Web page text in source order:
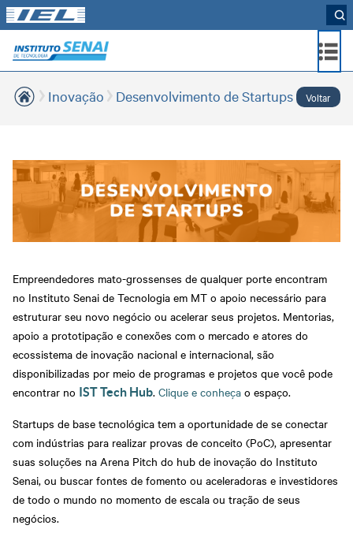
INSTITUCIONAL
Área de atuação
Parceiros
Portal do Fornecedor
CONSULTORIAS
Construção Civil
Eficiência Energética
Meio Ambiente
Normas Regulamentadoras
Processos Produtivos
Suporte Industrial
Têxtil e Vestuário
INOVAÇÃO
Edital de Processo de
Seleção N°01/2023
Programa Minera MT
Agro.ind
Editais de processo de
seleção Nº 01/2024 Projeto
AGROBIO
Desenvolvimento de
IST Senai Hub
Mapa do Ecossistema
LABORATÓRIO
Laboratório de Construção
Civil
ÁREA
Alimentos e Bebidas
EVENTOS
CONTATO Voltar
Inovação Desenvolvimento de Startups
Empreendedores mato-grossenses de qualquer porte encontram
no Instituto Senai de Tecnologia em MT o apoio necessário para
estruturar seu novo negócio ou acelerar seus projetos. Mentorias,
apoio a prototipação e conexões com o mercado e atores do
ecossistema de inovação nacional e internacional, são
disponibilizadas por meio de programas e projetos que você pode
encontrar no IST Tech Hub. Clique e conheça o espaço.
Startups de base tecnológica tem a oportunidade de se conectar
com indústrias para realizar provas de conceito (PoC), apresentar
suas soluções na Arena Pitch do hub de inovação do Instituto
Senai, ou buscar fontes de fomento ou aceleradoras e investidores
de todo o mundo no momento de escala ou tração de seus
negócios.